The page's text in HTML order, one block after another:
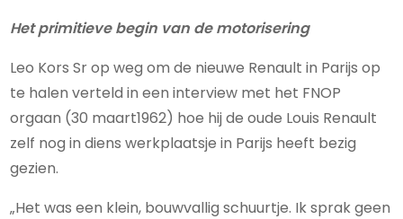
Het primitieve begin van de motorisering
Leo Kors Sr op weg om de nieuwe Renault in Parijs op
te halen verteld in een interview met het FNOP
orgaan (30 maart1962) hoe hij de oude Louis Renault
zelf nog in diens werkplaatsje in Parijs heeft bezig
gezien.
„Het was een klein, bouwvallig schuurtje. Ik sprak geen